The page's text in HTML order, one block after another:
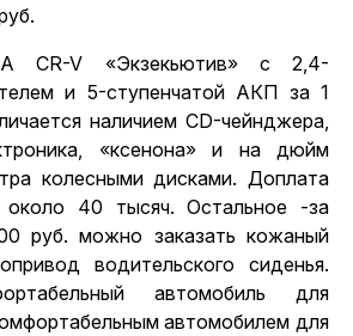
CR-V «Экзекьютив» с 2,4-
и 5-ступенчатой АКП за 1
наличием CD-чейнджера,
«ксенона» и на дюйм
колесными дисками. Доплата
40 тысяч. Остальное -за
руб. можно заказать кожаный
водительского сиденья.
автомобиль для
автомобилем для